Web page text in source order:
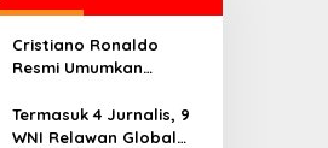
Cristiano Ronaldo
Resmi Umumkan
Portugal
Termasuk 4 Jurnalis, 9
WNI Relawan Global